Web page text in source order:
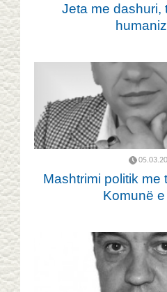
Jeta me dashuri,
Mashtrimi politik me
Komunë